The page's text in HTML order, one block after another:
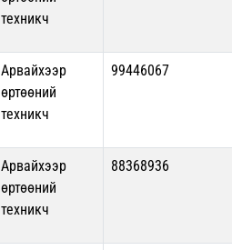
техникч
Арвайхээр
өртөөний
техникч
99446067
Арвайхээр
өртөөний
техникч
88368936